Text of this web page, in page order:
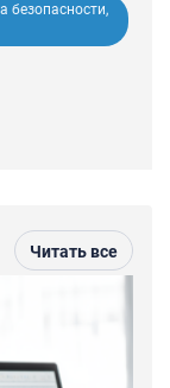
безопасности,
Читать все